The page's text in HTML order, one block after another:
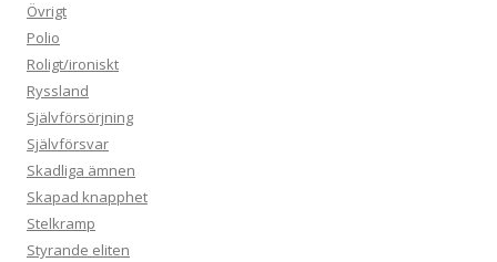
Övrigt
Polio
Roligt/ironiskt
Ryssland
Självförsörjning
Självförsvar
Skadliga ämnen
Skapad knapphet
Stelkramp
Styrande eliten